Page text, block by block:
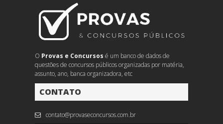
O Provas e Concursos é um banco de dados de
questões de concursos públicos organizadas por matéria,
assunto, ano, banca organizadora, etc
CONTATO
contato@provaseconcursos.com.br